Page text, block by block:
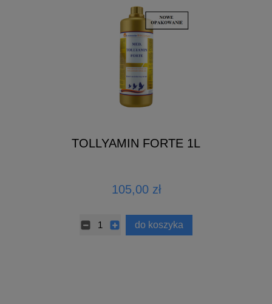
TOLLYAMIN FORTE 1L
105,00 zł
do koszyka